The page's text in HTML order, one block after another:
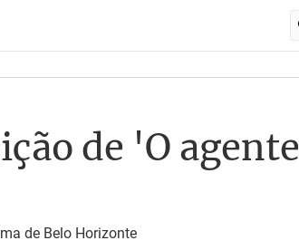
de 'O agente
de Belo Horizonte